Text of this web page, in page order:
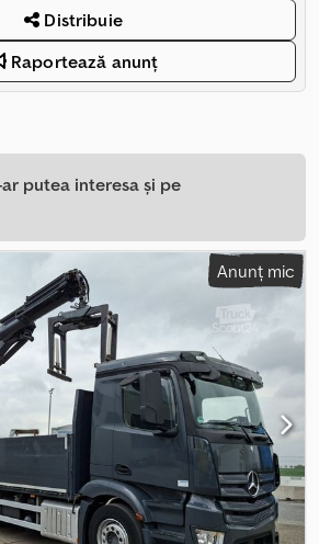
Distribuie
Raportează anunț
putea interesa și pe
Anunț mic